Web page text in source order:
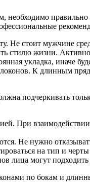
правильно
Не стоит мужчине
стилю жизни.
укладка, иначе
К длинным
подчеркивать
При
Не нужно
на тип и
лица могут
по бокам и